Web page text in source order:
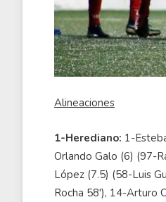
Alineaciones
1-Herediano: 1-
Orlando Galo (6) (97-
López (7.5) (58-Luis
Rocha 58'), 14-Arturo